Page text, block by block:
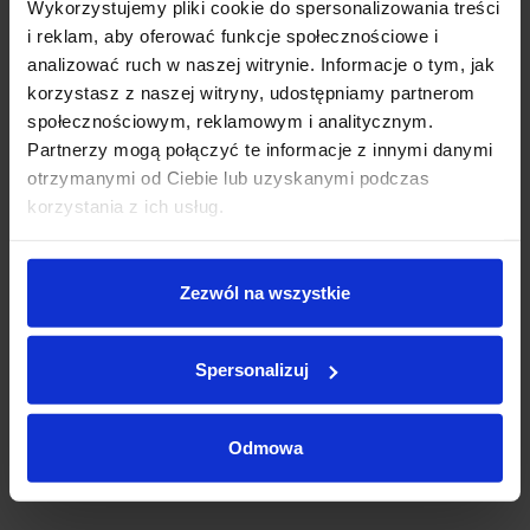
Wykorzystujemy pliki cookie do spersonalizowania treści
i reklam, aby oferować funkcje społecznościowe i
analizować ruch w naszej witrynie. Informacje o tym, jak
korzystasz z naszej witryny, udostępniamy partnerom
społecznościowym, reklamowym i analitycznym.
Partnerzy mogą połączyć te informacje z innymi danymi
otrzymanymi od Ciebie lub uzyskanymi podczas
korzystania z ich usług.
Zezwól na wszystkie
Spersonalizuj
Odmowa
autoryzowanymi serwisami tych marek, zapewniając
kompleksową obsługę na najwyższym poziomie.
➡️W tym ogłoszeniu poponujemy Państwu BMW X2 20i sDrive
Nr. VIN: WBA21GM0705161003
Brooklyn grau metallic
12 miesięcy 120 miesięcy
Rata miesięczna:
0zł
całkowity koszt kredytu:0zł
Poproś o ofertę